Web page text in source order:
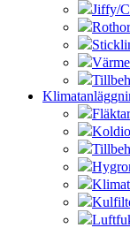
Jiffy/
Fläktar